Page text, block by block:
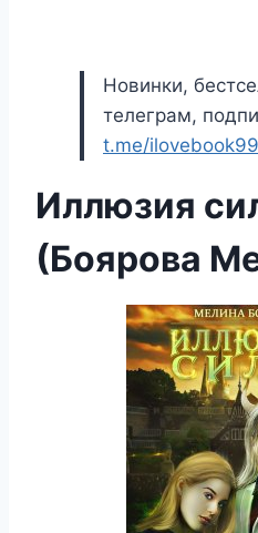
Новинки,
телеграм,
t.me/ilovebook99
Иллюзия
(Боярова